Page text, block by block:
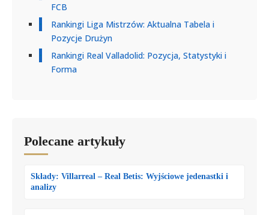
FCB
Rankingi Liga Mistrzów: Aktualna Tabela i
Pozycje Drużyn
Rankingi Real Valladolid: Pozycja, Statystyki i
Forma
Polecane artykuły
Składy: Villarreal – Real Betis: Wyjściowe jedenastki i
analizy